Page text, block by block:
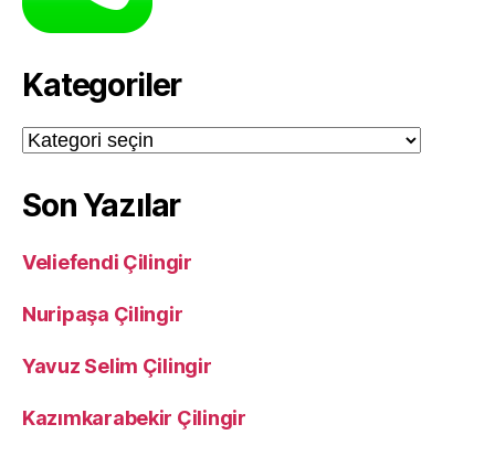
Kategoriler
Kategoriler
Son Yazılar
Veliefendi Çilingir
Nuripaşa Çilingir
Yavuz Selim Çilingir
Kazımkarabekir Çilingir